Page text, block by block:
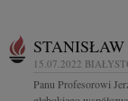
15.07.2022
Panu Profesorowi